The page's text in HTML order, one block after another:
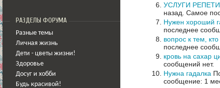
РАЗДЕЛЫ ФОРУМА
Разные темы
Личная жизнь
Дети - цветы жизни!
Здоровье
Досуг и хобби
Будь красивой!
УСЛУГИ
назад. Самое
Нужен хороший
последнее
вопрос к тем,
последнее
кровь на сахар
сообщений нет.
Нужна гадалка
сообщение: 1